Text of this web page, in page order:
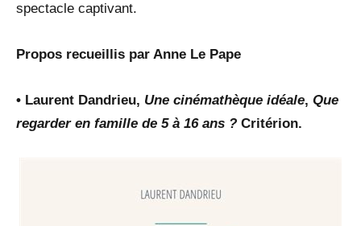
spectacle captivant.
Propos recueillis par Anne Le Pape
• Laurent Dandrieu, Une cinémathèque idéale, Que
regarder en famille de 5 à 16 ans ? Critérion.